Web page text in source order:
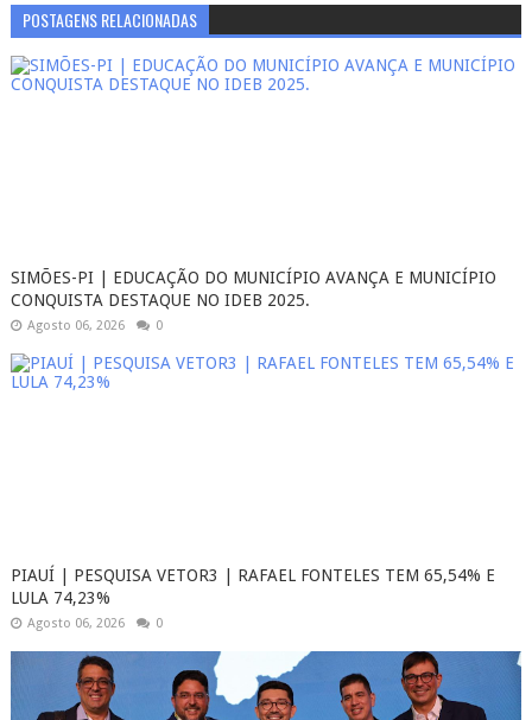
POSTAGENS RELACIONADAS
SIMÕES-PI | EDUCAÇÃO DO MUNICÍPIO AVANÇA E MUNICÍPIO
CONQUISTA DESTAQUE NO IDEB 2025.
Agosto 06, 2026 0
PIAUÍ | PESQUISA VETOR3 | RAFAEL FONTELES TEM 65,54% E
LULA 74,23%
Agosto 06, 2026 0